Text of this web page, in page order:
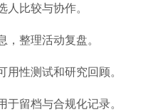
人比较与协作。
，整理活动复盘。
用性测试和研究回顾。
于留档与合规化记录。